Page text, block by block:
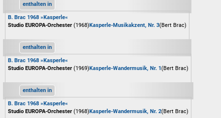
enthalten in
B. Brac 1968 »Kasperle«
Studio EUROPA-Orchester (1968)Kasperle-Musikakzent, Nr. 3(Bert Brac)
enthalten in
B. Brac 1968 »Kasperle«
Studio EUROPA-Orchester (1969)Kasperle-Wandermusik, Nr. 1(Bert Brac)
enthalten in
B. Brac 1968 »Kasperle«
Studio EUROPA-Orchester (1968)Kasperle-Wandermusik, Nr. 2(Bert Brac)